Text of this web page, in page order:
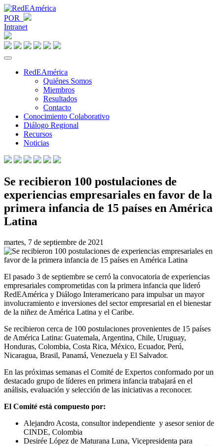
POR
Intranet
RedEAmérica
Quiénes Somos
Miembros
Resultados
Contacto
Conocimiento Colaborativo
Diálogo Regional
Recursos
Noticias
Se recibieron 100 postulaciones de
experiencias empresariales en favor de la
primera infancia de 15 países en América
Latina
martes, 7 de septiembre de 2021
El pasado 3 de septiembre se cerró la convocatoria de experiencias
empresariales comprometidas con la primera infancia que lideró
RedEAmérica y Diálogo Interamericano para impulsar un mayor
involucramiento e inversiones del sector empresarial en el bienestar
de la niñez de América Latina y el Caribe.
Se recibieron cerca de 100 postulaciones provenientes de 15 países
de América Latina: Guatemala, Argentina, Chile, Uruguay,
Honduras, Colombia, Costa Rica, México, Ecuador, Perú,
Nicaragua, Brasil, Panamá, Venezuela y El Salvador.
En las próximas semanas el Comité de Expertos conformado por un
destacado grupo de líderes en primera infancia trabajará en el
análisis, evaluación y selección de las iniciativas a reconocer.
El Comité está compuesto por:
Alejandro Acosta, consultor independiente y asesor senior de
CINDE, Colombia
Desirée López de Maturana Luna, Vicepresidenta para